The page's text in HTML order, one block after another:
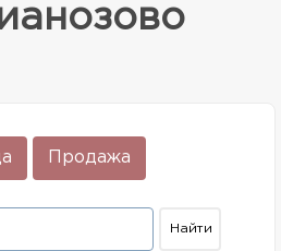
Продажа